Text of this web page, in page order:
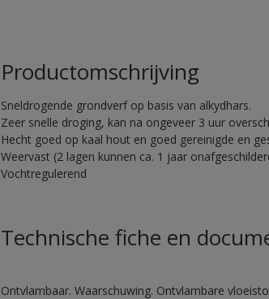
Productomschrijving
Sneldrogende grondverf op basis van alkydhars.
Zeer snelle droging, kan na ongeveer 3 uur
Hecht goed op kaal hout en goed gereinigde en
Weervast (2 lagen kunnen ca. 1 jaar
Vochtregulerend
Technische fiche en
Ontvlambaar. Waarschuwing. Ontvlambare